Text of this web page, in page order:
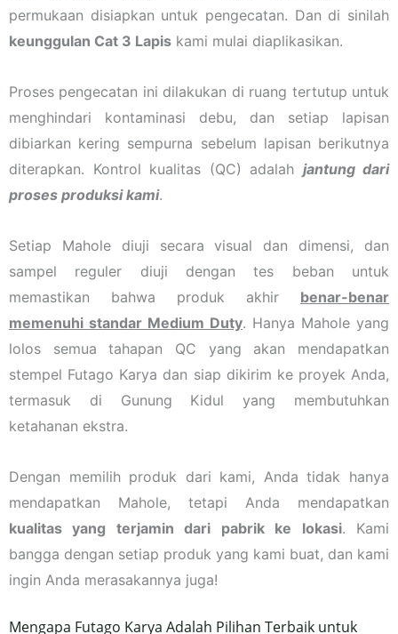
permukaan disiapkan untuk pengecatan. Dan di sinilah
keunggulan Cat 3 Lapis kami mulai diaplikasikan.
Proses pengecatan ini dilakukan di ruang tertutup untuk
menghindari kontaminasi debu, dan setiap lapisan
dibiarkan kering sempurna sebelum lapisan berikutnya
diterapkan. Kontrol kualitas (QC) adalah jantung dari
proses produksi kami.
Setiap Mahole diuji secara visual dan dimensi, dan
sampel reguler diuji dengan tes beban untuk
memastikan bahwa produk akhir benar-benar
memenuhi standar Medium Duty. Hanya Mahole yang
lolos semua tahapan QC yang akan mendapatkan
stempel Futago Karya dan siap dikirim ke proyek Anda,
termasuk di Gunung Kidul yang membutuhkan
ketahanan ekstra.
Dengan memilih produk dari kami, Anda tidak hanya
mendapatkan Mahole, tetapi Anda mendapatkan
kualitas yang terjamin dari pabrik ke lokasi. Kami
bangga dengan setiap produk yang kami buat, dan kami
ingin Anda merasakannya juga!
Mengapa Futago Karya Adalah Pilihan Terbaik untuk